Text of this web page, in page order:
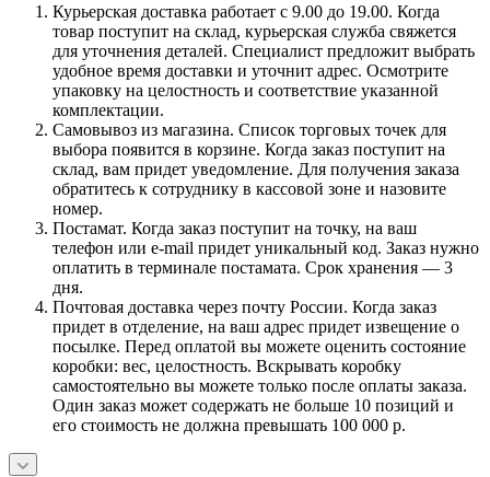
Курьерская доставка работает с 9.00 до 19.00. Когда
товар поступит на склад, курьерская служба свяжется
для уточнения деталей. Специалист предложит выбрать
удобное время доставки и уточнит адрес. Осмотрите
упаковку на целостность и соответствие указанной
комплектации.
Самовывоз из магазина. Список торговых точек для
выбора появится в корзине. Когда заказ поступит на
склад, вам придет уведомление. Для получения заказа
обратитесь к сотруднику в кассовой зоне и назовите
номер.
Постамат. Когда заказ поступит на точку, на ваш
телефон или e-mail придет уникальный код. Заказ нужно
оплатить в терминале постамата. Срок хранения — 3
дня.
Почтовая доставка через почту России. Когда заказ
придет в отделение, на ваш адрес придет извещение о
посылке. Перед оплатой вы можете оценить состояние
коробки: вес, целостность. Вскрывать коробку
самостоятельно вы можете только после оплаты заказа.
Один заказ может содержать не больше 10 позиций и
его стоимость не должна превышать 100 000 р.